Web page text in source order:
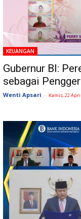
KEUANGAN
Gubernur BI:
sebagai
Wenti Apsari - Kamis, 22